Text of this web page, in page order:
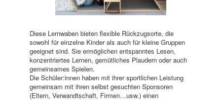
Diese Lernwaben bieten flexible Rückzugsorte, die
sowohl für einzelne Kinder als auch für kleine Gruppen
geeignet sind. Sie ermöglichen entspanntes Lesen,
konzentriertes Lernen, gemütliches Plaudern oder auch
gemeinsames Spielen.
Die Schüler:innen haben mit ihrer sportlichen Leistung
gemeinsam mit ihren selbst gesuchten Sponsoren
(Eltern, Verwandtschaft, Firmen…usw.) einen